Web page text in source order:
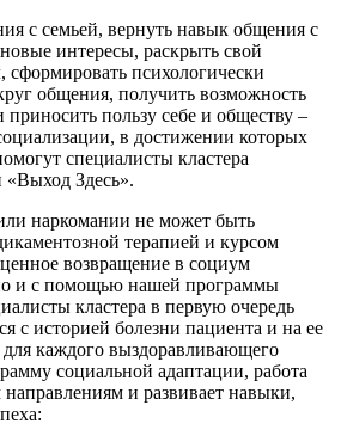
с семьей, вернуть навык общения с
интересы, раскрыть свой
сформировать психологически
общения, получить возможность
приносить пользу себе и обществу –
в достижении которых
специалисты кластера
«Выход Здесь».
наркомании не может быть
терапией и курсом
возвращение в социум
и с помощью нашей программы
кластера в первую очередь
с историей болезни пациента и на ее
для каждого выздоравливающего
социальной адаптации, работа
направлениям и развивает навыки,